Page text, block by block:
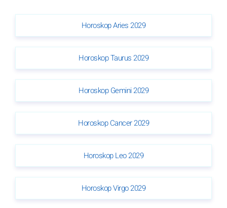
Horoskop Aries 2029
Horoskop Taurus 2029
Horoskop Gemini 2029
Horoskop Cancer 2029
Horoskop Leo 2029
Horoskop Virgo 2029